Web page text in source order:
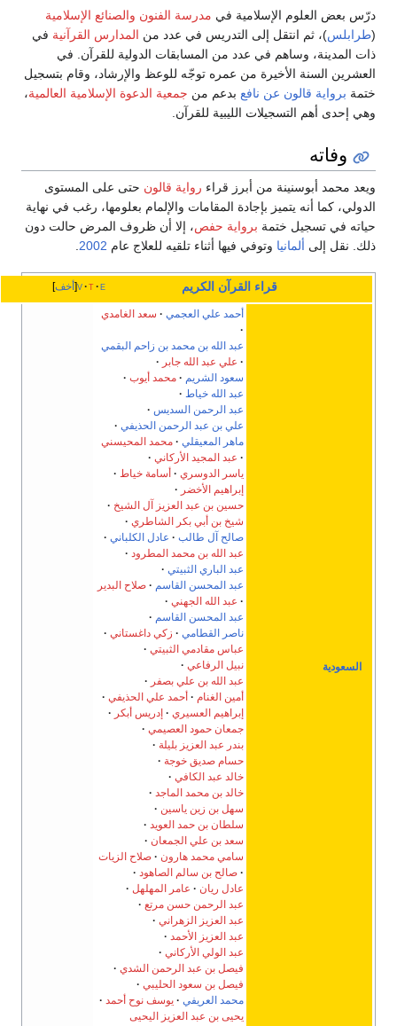
درّس بعض العلوم الإسلامية في مدرسة الفنون والصنائع الإسلامية
(طرابلس)، ثم انتقل إلى التدريس في عدد من المدارس القرآنية في
ذات المدينة، وساهم في عدد من المسابقات الدولية للقرآن. في
العشرين السنة الأخيرة من عمره توجّه للوعظ والإرشاد، وقام بتسجيل
ختمة برواية قالون عن نافع بدعم من جمعية الدعوة الإسلامية العالمية،
وهي إحدى أهم التسجيلات الليبية للقرآن.
وفاته
ويعد محمد أبوسنينة من أبرز قراء رواية قالون حتى على المستوى
الدولي، كما أنه يتميز بإجادة المقامات والإلمام بعلومها، رغب في نهاية
حياته في تسجيل ختمة برواية حفص، إلا أن ظروف المرض حالت دون
ذلك. نقل إلى ألمانيا وتوفي فيها أثناء تلقيه للعلاج عام 2002
أخف v t e قراء القرآن الكريم
السعودية
أحمد علي العجمي سعد الغامدي
عبد الله بن محمد بن زاحم البقمي
علي عبد الله جابر
سعود الشريم
محمد أيوب
عبد الله خياط
عبد الرحمن السديس
علي بن عبد الرحمن الحذيفي
ماهر المعيقلي
محمد المحيسني
عبد المجيد الأركاني
ياسر الدوسري
أسامة خياط
إبراهيم الأخضر
حسين بن عبد العزيز آل الشيخ
شيخ بن أبي بكر الشاطري
صالح آل طالب
عادل الكلباني
عبد الله بن محمد المطرود
عبد الباري الثبيتي
عبد المحسن القاسم
صلاح البدير
عبد الله الجهني
عبد المحسن القاسم
ناصر القطامي
زكي داغستاني
عباس مقادمي الثبيتي
نبيل الرفاعي
عبد الله بن علي بصفر
أمين الغنام
أحمد علي الحذيفي
إبراهيم العسيري
إدريس أبكر
جمعان حمود العصيمي
بندر عبد العزيز بليلة
حسام صديق خوجة
خالد عبد الكافي
خالد بن محمد الماجد
سهل بن زين ياسين
سلطان بن حمد العويد
سعد بن علي الجمعان
سامي محمد هارون
صلاح الزيات
صالح بن سالم الصاهود
عادل ريان
عامر المهلهل
عبد الرحمن حسن مرتع
عبد العزيز الزهراني
عبد العزيز الأحمد
عبد الولي الأركاني
فيصل بن عبد الرحمن الشدي
فيصل بن سعود الحليبي
محمد العريفي
يوسف نوح أحمد
يحيى بن عبد العزيز اليحيى